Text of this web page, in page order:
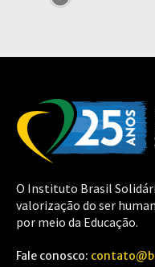
O Instituto Brasil
valorização do ser
por meio da Educação.
Fale conosco: